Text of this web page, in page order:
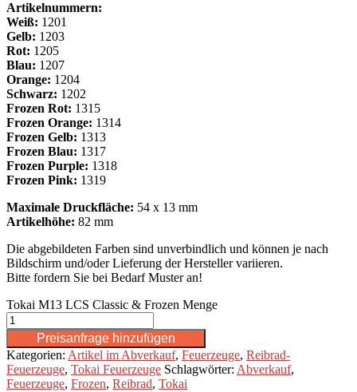
Artikelnummern:
Weiß: 1201
Gelb: 1203
Rot: 1205
Blau: 1207
Orange: 1204
Schwarz: 1202
Frozen Rot: 1315
Frozen Orange: 1314
Frozen Gelb: 1313
Frozen Blau: 1317
Frozen Purple: 1318
Frozen Pink: 1319
Maximale Druckfläche: 54 x 13 mm
Artikelhöhe: 82 mm
Die abgebildeten Farben sind unverbindlich und können je nach
Bildschirm und/oder Lieferung der Hersteller variieren.
Bitte fordern Sie bei Bedarf Muster an!
Tokai M13 LCS Classic & Frozen Menge
Preisanfrage hinzufügen
Kategorien: Artikel im Abverkauf, Feuerzeuge, Reibrad-
Feuerzeuge, Tokai Feuerzeuge Schlagwörter: Abverkauf,
Feuerzeuge, Frozen, Reibrad, Tokai